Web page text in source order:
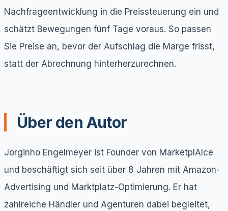
Nachfrageentwicklung in die Preissteuerung ein und
schätzt Bewegungen fünf Tage voraus. So passen
Sie Preise an, bevor der Aufschlag die Marge frisst,
statt der Abrechnung hinterherzurechnen.
Über den Autor
Jorginho Engelmeyer ist Founder von MarketplAIce
und beschäftigt sich seit über 8 Jahren mit Amazon-
Advertising und Marktplatz-Optimierung. Er hat
zahlreiche Händler und Agenturen dabei begleitet,